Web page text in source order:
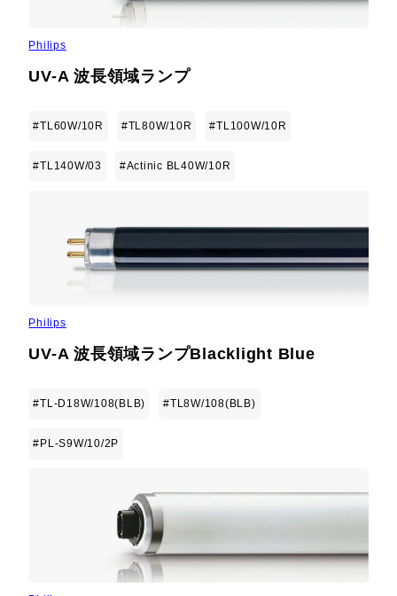
Philips
UV-A 波長領域ランプ
#TL60W/10R #TL80W/10R #TL100W/10R
#TL140W/03 #Actinic BL40W/10R
Philips
UV-A 波長領域ランプBlacklight Blue
#TL-D18W/108(BLB) #TL8W/108(BLB)
#PL-S9W/10/2P